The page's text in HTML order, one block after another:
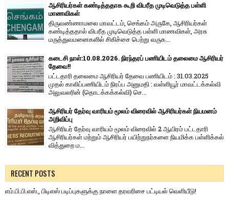
ஆசிரியர்கள் கண்டித்ததாக கூறி விபரீத முடிவெடுத்த பள்ளி
மாணவிகள்
திருவண்ணாமலை மாவட்டம், செங்கம் அருகே, ஆசிரியர்கள்
கண்டித்ததால் விபரீத முடிவெடுத்த பள்ளி மாணவிகள், அரசு
மருத்துவமனைகளில் சிகிச்சை பெற்று வருக...
கடைசி நாள்:10.08.2026. நிரந்தரப் பணியிடம் தலைமை ஆசிரியர்
தேவை!!
பட்டதாரி தலைமை ஆசிரியர் தேவை பணியிடம் : 31.03.2025
முதல் காலிப்பணியிடம் நிரப்ப அனுமதி : வள்ளியூர் மாவட்டக்கல்வி
அலுவலரின் (தொடக்கக்கல்வி) செ...
ஆசிரியர் தேர்வு வாரியம் மூலம் விரைவில் ஆசிரியர்கள் நியமனம்
அறிவிப்பு
ஆசிரியர் தேர்வு வாரி​யம் மூலம் விரை​வில் 2 ஆயிரம் பட்​ட​தாரி
ஆசிரியர்​கள் மற்​றும் ஆசிரியர் பயிற்றுநர்​களை நியமிக்க பள்​ளிக்​கல்​
வித்​துறை ம...
RECENT POSTS
எம்.பி.பி.எஸ்., பிடிஎஸ் படிப்புகளுக்கு நாளை தரவரிசை பட்டியல் வெளியீடு!